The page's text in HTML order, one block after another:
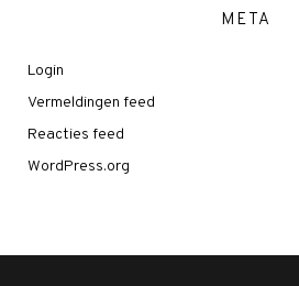
META
Login
Vermeldingen feed
Reacties feed
WordPress.org